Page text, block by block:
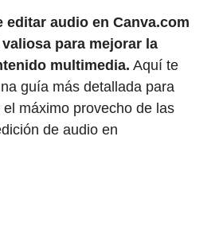
editar audio en Canva.com
para mejorar la
multimedia. Aquí te
guía más detallada para
máximo provecho de las
de audio en